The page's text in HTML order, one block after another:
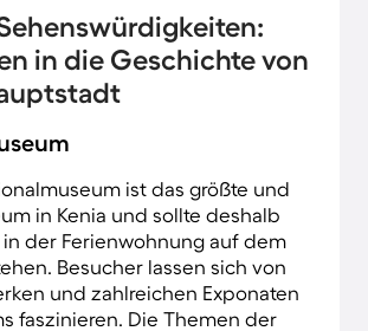
in die Geschichte von
ist das größte und
in Kenia und sollte deshalb
der Ferienwohnung auf dem
Besucher lassen sich von
und zahlreichen Exponaten
faszinieren. Die Themen der